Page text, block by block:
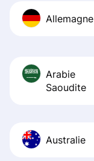
Allemagne
Arabie
Saoudite
Australie